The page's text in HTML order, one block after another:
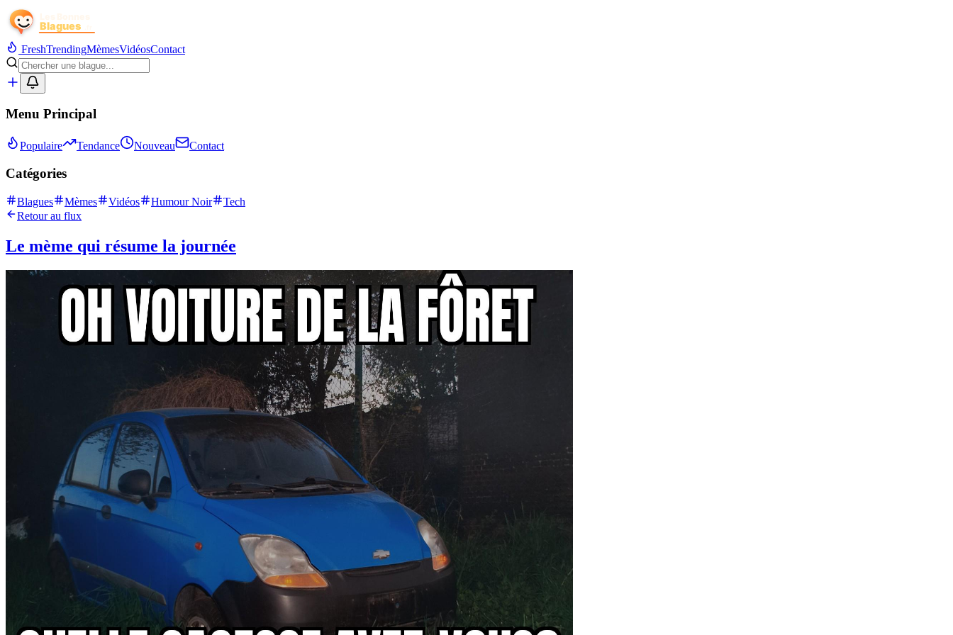
FreshTrendingMèmesVidéosContact
Menu Principal
Populaire Tendance Nouveau Contact
Catégories
Blagues Mèmes Vidéos Humour Noir
Tech
Retour au flux
Le mème qui résume la journée